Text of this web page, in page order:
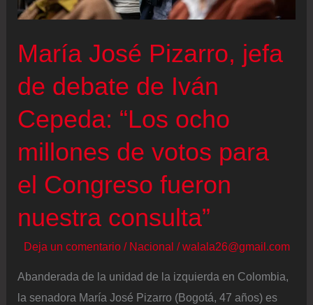
la
que
derecha
busca
disputar
María José Pizarro, jefa
de debate de Iván
Cepeda: “Los ocho
millones de votos para
el Congreso fueron
nuestra consulta”
Deja un comentario / Nacional /walala26@gmail.com
Abanderada de la unidad de la izquierda en Colombia,
la senadora María José Pizarro (Bogotá, 47 años) es